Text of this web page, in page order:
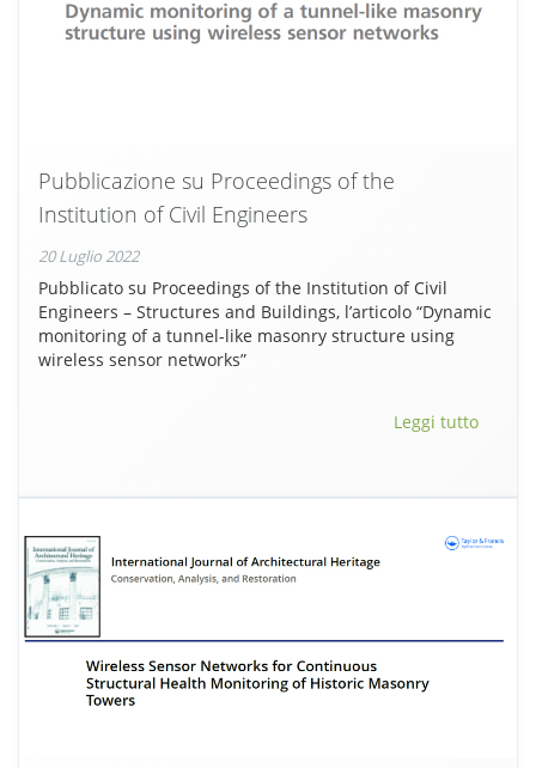
Pubblicazione su Proceedings of the
Institution of Civil Engineers
20 Luglio 2022
Pubblicato su Proceedings of the Institution of Civil
Engineers – Structures and Buildings, l’articolo “Dynamic
monitoring of a tunnel-like masonry structure using
wireless sensor networks”
Leggi tutto